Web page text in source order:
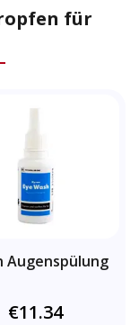
für
Augenspülung
€11.34